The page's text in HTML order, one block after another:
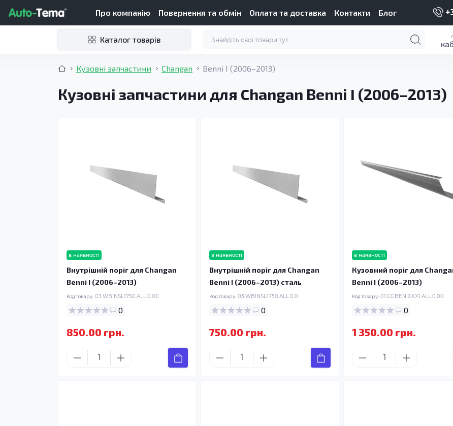
Про компанію Повернення та обмін Оплата та доставка Контакти Блог
Каталог товарів
Кузовні запчастини Changan Benni I (2006–2013)
Кузовні запчастини для Changan Benni I (2006–2013)
в наявності
Внутрішній поріг для Changan
Benni I (2006–2013)
Код товару: 03.WBINSL1750.ALL.0.00
0
850.00 грн.
в наявності
Внутрішній поріг для Changan
Benni I (2006–2013) сталь
Код товару: 03.WBINSL1750.ALL.0.0
0
750.00 грн.
в наявності
Кузовний поріг для
Benni I (2006–2013)
Код товару: 01.CGBENIXXX1.ALL.0.00
0
1 350.00 грн.